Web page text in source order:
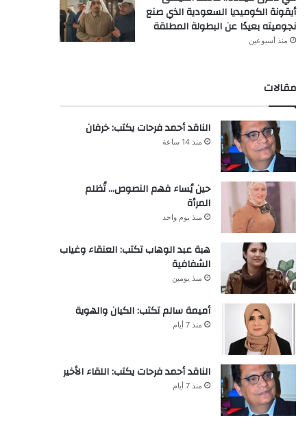
أيقونة الكوميديا السعودية الذي صنع
نجوميته بعيدًا عن البطولة المطلقة
منذ أسبوعين
مقالات
الناقد أحمد فرحات يكتب: خرفان
منذ 14 ساعة
حين يُساء فهم النصوص… تُظلم
المرأة
منذ يوم واحد
هبة عبد الوهاب تكتب: العنقاء وغياب
الشفافية
منذ يومين
أميمة سالم تكتب: الكيان والهوية
منذ 7 أيام
الناقد أحمد فرحات يكتب: اللقاء الأخير
منذ 7 أيام